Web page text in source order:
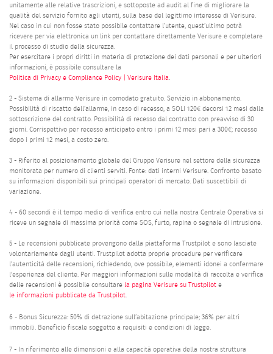
unitamente alle relative trascrizioni, e sottoposte ad audit al fine di migliorare la
qualità del servizio fornito agli utenti, sulla base del legittimo interesse di Verisure.
Nel caso in cui non fosse stato possibile contattare l’utente, quest’ultimo potrà
ricevere per via elettronica un link per contattare direttamente Verisure e completare
il processo di studio della sicurezza.
Per esercitare i propri diritti in materia di protezione dei dati personali e per ulteriori
informazioni, è possibile consultare la
Politica di Privacy e Compliance Policy | Verisure Italia
2 - Sistema di allarme Verisure in comodato gratuito. Servizio in abbonamento.
Possibilità di riscatto dell’allarme, in caso di recesso, a SOLI 120€ decorsi 12 mesi dalla
sottoscrizione del contratto. Possibilità di recesso dal contratto con preavviso di 30
giorni. Corrispettivo per recesso anticipato entro i primi 12 mesi pari a 300€; recesso
dopo i primi 12 mesi, a costo zero.
3 - Riferito al posizionamento globale del Gruppo Verisure nel settore della sicurezza
monitorata per numero di clienti serviti. Fonte: dati interni Verisure. Confronto basato
su informazioni disponibili sui principali operatori di mercato. Dati suscettibili di
variazione.
4 - 60 secondi è il tempo medio di verifica entro cui nella nostra Centrale Operativa si
riceve un segnale di massima priorità come SOS, furto, rapina o segnale di intrusione.
5 - Le recensioni pubblicate provengono dalla piattaforma Trustpilot e sono lasciate
volontariamente dagli utenti. Trustpilot adotta proprie procedure per verificare
l'autenticità delle recensioni, richiedendo, ove possibile, elementi idonei a confermare
l'esperienza del cliente. Per maggiori informazioni sulle modalità di raccolta e verifica
delle recensioni è possibile consultare la pagina Verisure su Trustpilot e
le informazioni pubblicate da Trustpilot
6 - Bonus Sicurezza: 50% di detrazione sull’abitazione principale; 36% per altri
immobili. Beneficio fiscale soggetto a requisiti e condizioni di legge.
7 - In riferimento alle dimensioni e alla capacità operativa della nostra struttura